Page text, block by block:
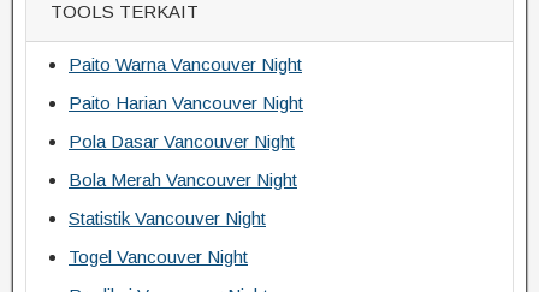
TOOLS TERKAIT
Paito Warna Vancouver Night
Paito Harian Vancouver Night
Pola Dasar Vancouver Night
Bola Merah Vancouver Night
Statistik Vancouver Night
Togel Vancouver Night